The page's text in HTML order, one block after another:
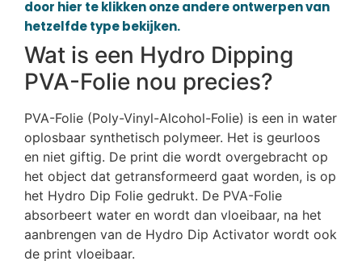
door hier te klikken onze andere ontwerpen van
hetzelfde type bekijken.
Wat is een Hydro Dipping
PVA-Folie nou precies?
PVA-Folie (Poly-Vinyl-Alcohol-Folie) is een in water
oplosbaar synthetisch polymeer. Het is geurloos
en niet giftig. De print die wordt overgebracht op
het object dat getransformeerd gaat worden, is op
het Hydro Dip Folie gedrukt. De PVA-Folie
absorbeert water en wordt dan vloeibaar, na het
aanbrengen van de Hydro Dip Activator wordt ook
de print vloeibaar.